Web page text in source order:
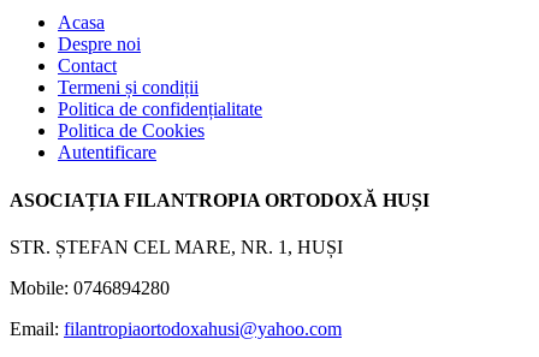
Acasa
Despre noi
Contact
Termeni și condiții
Politica de confidențialitate
Politica de Cookies
Autentificare
ASOCIAȚIA FILANTROPIA ORTODOXĂ HUȘI
STR. ȘTEFAN CEL MARE, NR. 1, HUȘI
Mobile: 0746894280
Email: filantropiaortodoxahusi@yahoo.com